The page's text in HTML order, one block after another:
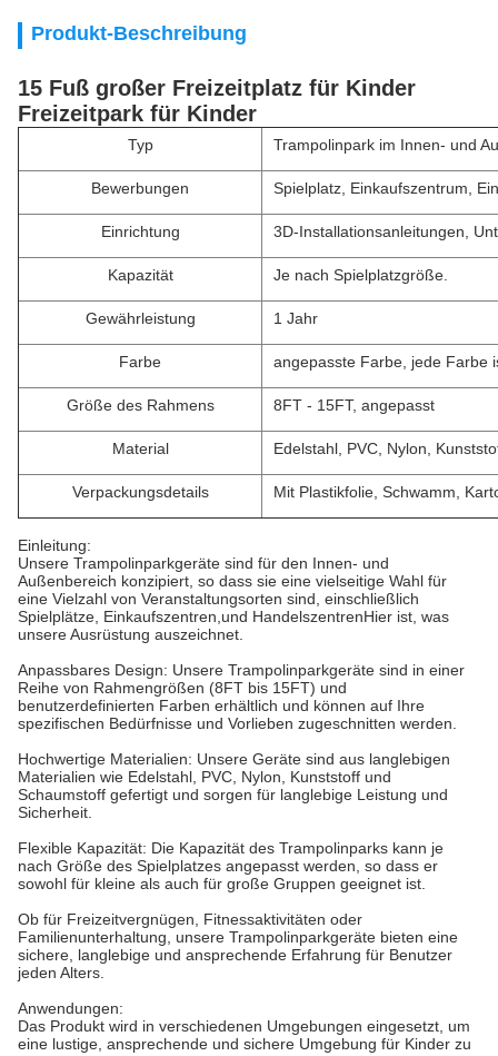
Produkt-Beschreibung
15 Fuß großer Freizeitplatz für Kinder
Freizeitpark für Kinder
Typ Trampolinpark im Innen- und
Bewerbungen Spielplatz, Einkaufszentrum,
Einrichtung 3D-Installationsanleitungen,
Kapazität Je nach Spielplatzgröße.
Gewährleistung 1 Jahr
Farbe angepasste Farbe, jede Farbe
Größe des Rahmens 8FT - 15FT, angepasst
Material Edelstahl, PVC, Nylon,
Verpackungsdetails Mit Plastikfolie, Schwamm,
Einleitung:
Unsere Trampolinparkgeräte sind für den Innen- und
Außenbereich konzipiert, so dass sie eine vielseitige Wahl für
eine Vielzahl von Veranstaltungsorten sind, einschließlich
Spielplätze, Einkaufszentren,und HandelszentrenHier ist, was
unsere Ausrüstung auszeichnet.
Anpassbares Design: Unsere Trampolinparkgeräte sind in einer
Reihe von Rahmengrößen (8FT bis 15FT) und
benutzerdefinierten Farben erhältlich und können auf Ihre
spezifischen Bedürfnisse und Vorlieben zugeschnitten werden.
Hochwertige Materialien: Unsere Geräte sind aus langlebigen
Materialien wie Edelstahl, PVC, Nylon, Kunststoff und
Schaumstoff gefertigt und sorgen für langlebige Leistung und
Sicherheit.
Flexible Kapazität: Die Kapazität des Trampolinparks kann je
nach Größe des Spielplatzes angepasst werden, so dass er
sowohl für kleine als auch für große Gruppen geeignet ist.
Ob für Freizeitvergnügen, Fitnessaktivitäten oder
Familienunterhaltung, unsere Trampolinparkgeräte bieten eine
sichere, langlebige und ansprechende Erfahrung für Benutzer
jeden Alters.
Anwendungen:
Das Produkt wird in verschiedenen Umgebungen eingesetzt, um
eine lustige, ansprechende und sichere Umgebung für Kinder zu